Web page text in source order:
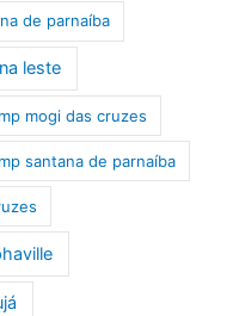
de parnaíba
leste
mogi das cruzes
santana de parnaíba